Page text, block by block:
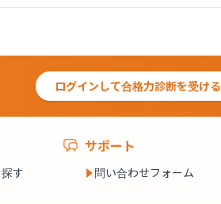
ログインして合格力診断を受ける
す
サポート
問い合わせフォーム